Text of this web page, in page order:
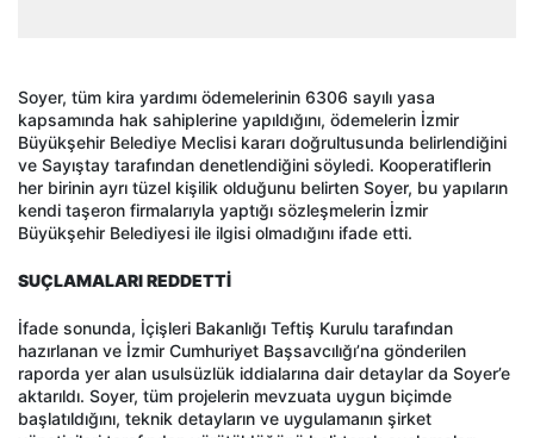
Soyer, tüm kira yardımı ödemelerinin 6306 sayılı yasa
kapsamında hak sahiplerine yapıldığını, ödemelerin İzmir
Büyükşehir Belediye Meclisi kararı doğrultusunda belirlendiğini
ve Sayıştay tarafından denetlendiğini söyledi. Kooperatiflerin
her birinin ayrı tüzel kişilik olduğunu belirten Soyer, bu yapıların
kendi taşeron firmalarıyla yaptığı sözleşmelerin İzmir
Büyükşehir Belediyesi ile ilgisi olmadığını ifade etti.
SUÇLAMALARI REDDETTİ
İfade sonunda, İçişleri Bakanlığı Teftiş Kurulu tarafından
hazırlanan ve İzmir Cumhuriyet Başsavcılığı’na gönderilen
raporda yer alan usulsüzlük iddialarına dair detaylar da Soyer’e
aktarıldı. Soyer, tüm projelerin mevzuata uygun biçimde
başlatıldığını, teknik detayların ve uygulamanın şirket